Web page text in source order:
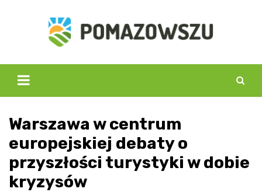
Warszawa w centrum
europejskiej debaty o
przyszłości turystyki w dobie
kryzysów